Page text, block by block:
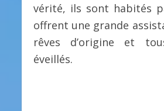
vérité, ils sont habités
offrent une grande
rêves d’origine et
éveillés.